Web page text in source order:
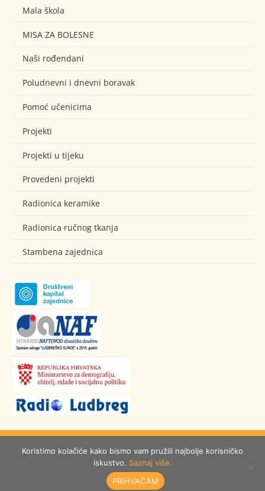
Mala škola
MISA ZA BOLESNE
Naši rođendani
Poludnevni i dnevni boravak
Pomoć učenicima
Projekti
Projekti u tijeku
Provedeni projekti
Radionica keramike
Radionica ručnog tkanja
Stambena zajednica
© Ludbreško Sunce
izrada:Burza ideja
Koristimo kolačiće kako bismo vam pružili najbolje korisničko
iskustvo. Saznaj više.
PRIHVAĆAM